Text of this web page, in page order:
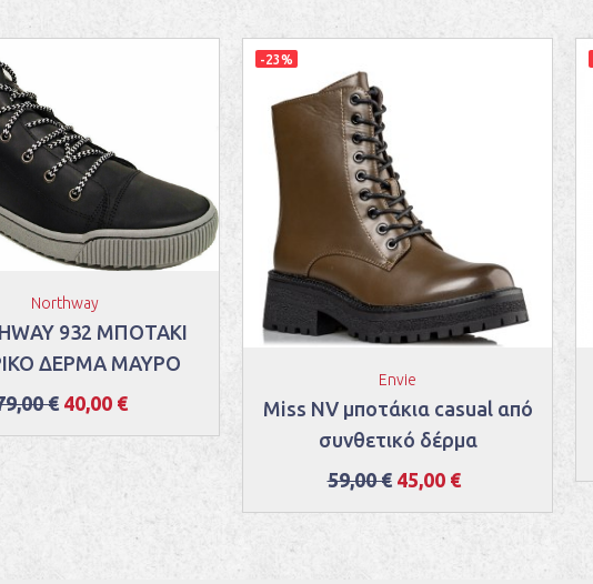
Northway
932 ΜΠΟΤΑΚΙ
ΔΕΡΜΑ ΜΑΥΡΟ
€ 40,00 €
-23%
Envie
Miss NV μποτάκια casual από
συνθετικό δέρμα
59,00 € 45,00 €